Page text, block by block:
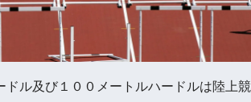
ドル及び１００メートルハードルは陸上競